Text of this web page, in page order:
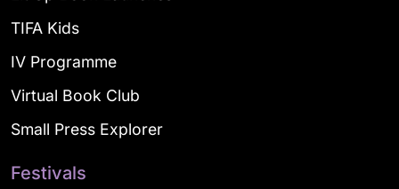
TIFA Kids
IV Programme
Virtual Book Club
Small Press Explorer
Festivals